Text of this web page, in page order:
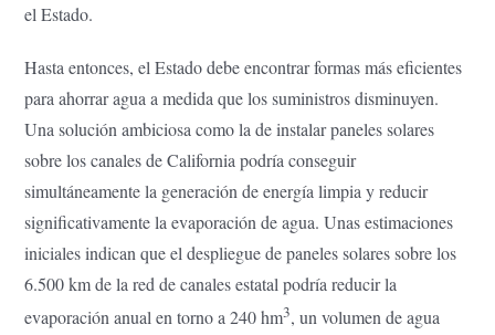
el Estado.
Hasta entonces, el Estado debe encontrar formas más eficientes
para ahorrar agua a medida que los suministros disminuyen.
Una solución ambiciosa como la de instalar paneles solares
sobre los canales de California podría conseguir
simultáneamente la generación de energía limpia y reducir
significativamente la evaporación de agua. Unas estimaciones
iniciales indican que el despliegue de paneles solares sobre los
6.500 km de la red de canales estatal podría reducir la
evaporación anual en torno a 240 hm3, un volumen de agua